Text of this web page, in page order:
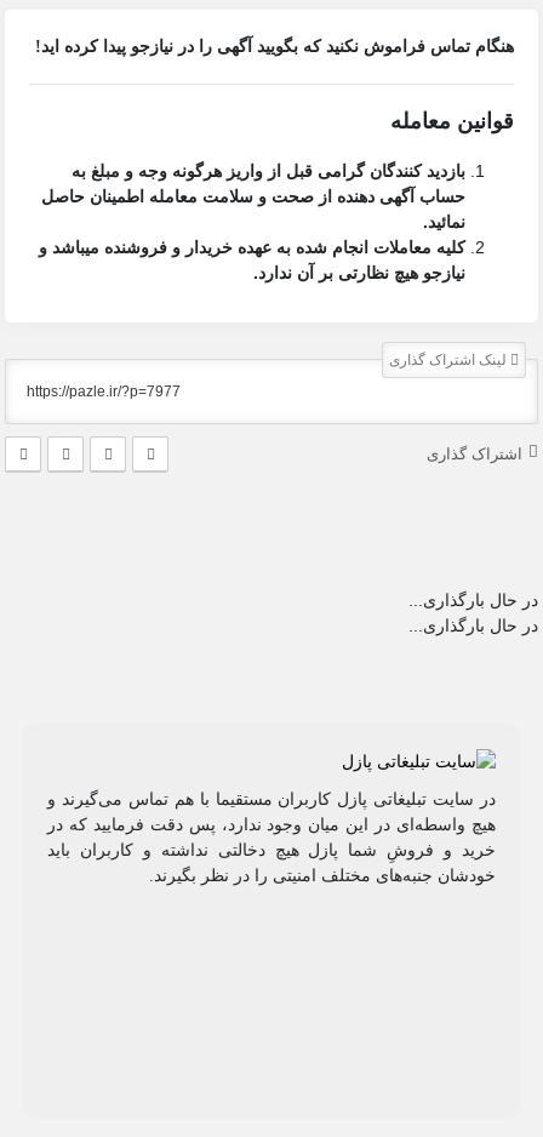
هنگام تماس فراموش نکنید که بگویید آگهی را درنیازجوپیدا کرده اید!
قوانین معامله
بازدید کنندگان گرامی قبل از واریز هرگونه وجه و مبلغ به
حساب آگهی دهنده از صحت و سلامت معامله اطمینان حاصل
نمائید.
کلیه معاملات انجام شده به عهده خریدار و فروشنده میباشد و
نیازجو هیچ نظارتی بر آن ندارد.
لینک اشتراک گذاری
اشتراک گذاری
در حال بارگذاری...
در حال بارگذاری...
در سایت تبلیغاتی پازل کاربران مستقیما با هم تماس می‌گیرند و
هیچ واسطه‌ای در این میان وجود ندارد، پس دقت فرمایید که در
خرید و فروشِ شما پازل هیچ دخالتی نداشته و کاربران باید
خودشان جنبه‌های مختلف امنیتی را در نظر بگیرند.